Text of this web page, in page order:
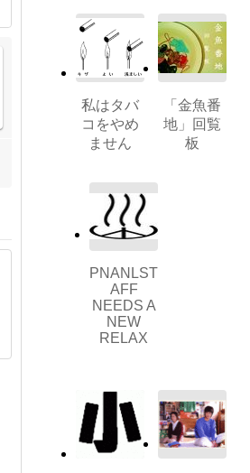
私はタバ
コをやめ
ません
「金魚番
地」回覧
板
PNANLST
AFF
NEEDS A
NEW
RELAX